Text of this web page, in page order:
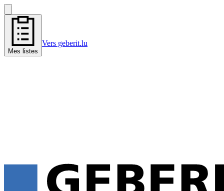
Mes listes
Vers geberit.lu